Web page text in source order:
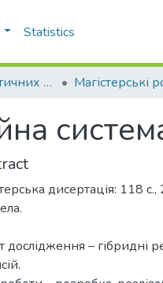
Statistics
Кафедра математичних методів системного аналізу (ММСА)
дисертація: 118
дослідження – гібридні